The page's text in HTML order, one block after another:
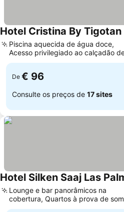
Hotel Cristina By
Piscina aquecida de água doce,
Acesso privilegiado ao calçadão
Las Canteras
De € 96
Consulte os preços de 17 sites
Hotel Silken Saaj Las
Lounge e bar panorâmicos na
cobertura, Quartos à prova de
vista para o mar